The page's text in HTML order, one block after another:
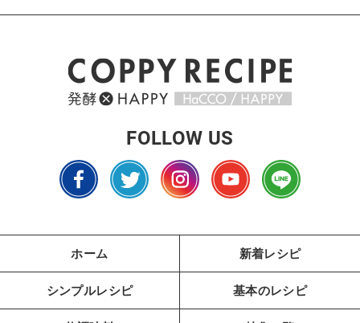
FOLLOW US
ホーム 新着レシピ
シンプルレシピ 基本のレシピ